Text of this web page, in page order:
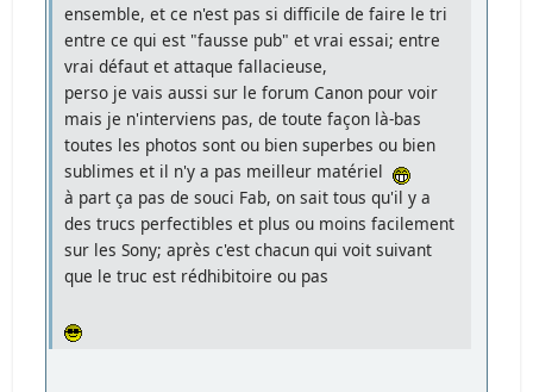
ensemble, et ce n'est pas si difficile de faire le tri
entre ce qui est "fausse pub" et vrai essai; entre
vrai défaut et attaque fallacieuse,
perso je vais aussi sur le forum Canon pour voir
mais je n'interviens pas, de toute façon là-bas
toutes les photos sont ou bien superbes ou bien
sublimes et il n'y a pas meilleur matériel
à part ça pas de souci Fab, on sait tous qu'il y a
des trucs perfectibles et plus ou moins facilement
sur les Sony; après c'est chacun qui voit suivant
que le truc est rédhibitoire ou pas